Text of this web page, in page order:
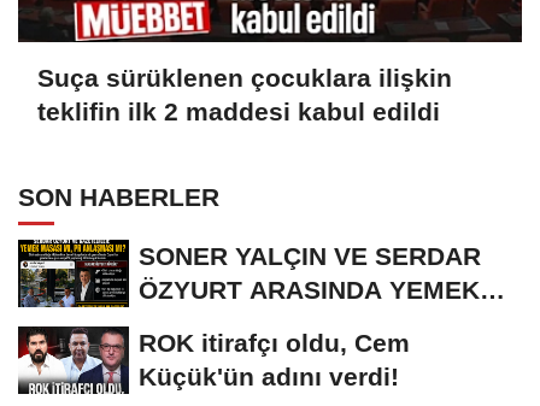
Suça sürüklenen çocuklara ilişkin
teklifin ilk 2 maddesi kabul edildi
SON HABERLER
SONER YALÇIN VE SERDAR
ÖZYURT ARASINDA YEMEK
ROK itirafçı oldu, Cem
Küçük'ün adını verdi!